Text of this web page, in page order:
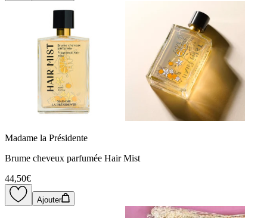
Madame la Présidente
Brume cheveux parfumée Hair Mist
44,50€
Ajouter